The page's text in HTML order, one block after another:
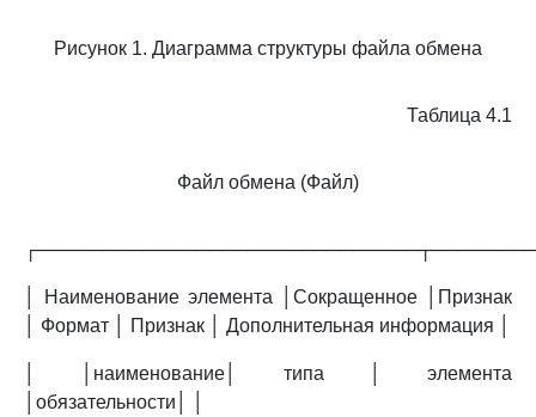
Рисунок 1. Диаграмма структуры файла обмена
Таблица 4.1
Файл обмена (Файл)
│ Наименование элемента │Сокращенное │Признак
│ Формат │ Признак │ Дополнительная информация │
│ │наименование│ типа │ элемента
│обязательности│ │